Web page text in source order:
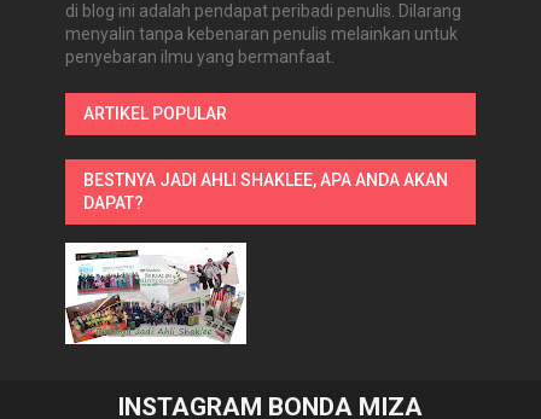
di blog ini adalah pendapat peribadi penulis. Dilarang
menyalin tanpa kebenaran penulis melainkan untuk
penyebaran ilmu yang bermanfaat.
ARTIKEL POPULAR
BESTNYA JADI AHLI SHAKLEE, APA ANDA AKAN
DAPAT?
INSTAGRAM BONDA MIZA